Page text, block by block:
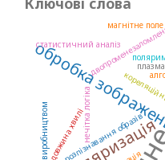
обробка
розпізнавання образів
нечітка логіка
статистичний аналіз
довжина хвилі
магнітне поле